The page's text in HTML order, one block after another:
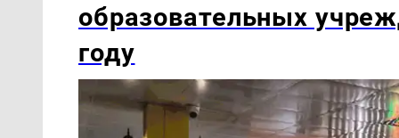
образовательных
году